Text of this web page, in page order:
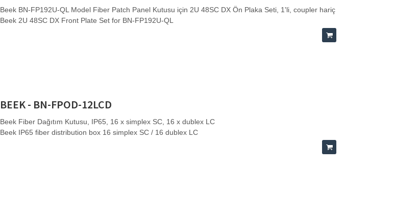
Beek BN-FP192U-QL Model Fiber Patch Panel Kutusu için 2U 48SC DX Ön Plaka Seti, 1'li, coupler hariç
Beek 2U 48SC DX Front Plate Set for BN-FP192U-QL
BEEK - BN-FPOD-12LCD
Beek Fiber Dağıtım Kutusu, IP65, 16 x simplex SC, 16 x dublex LC
Beek IP65 fiber distribution box 16 simplex SC / 16 dublex LC